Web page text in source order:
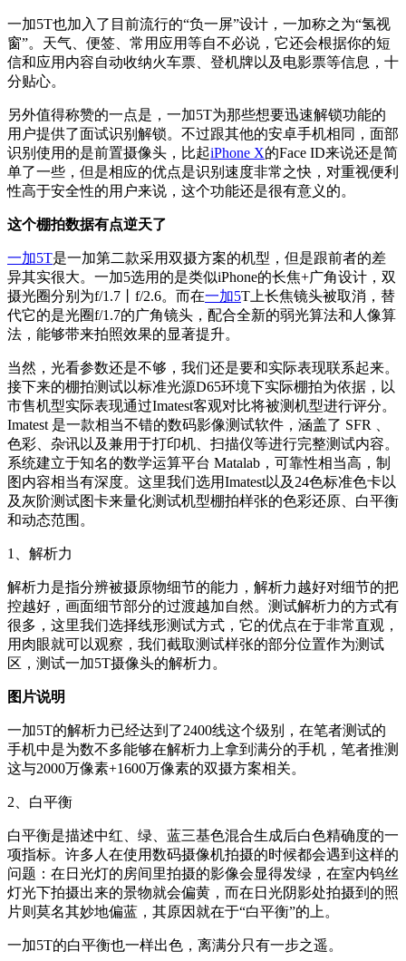
一加5T也加入了目前流行的“负一屏”设计，一加称之为“氢视
窗”。天气、便签、常用应用等自不必说，它还会根据你的短
信和应用内容自动收纳火车票、登机牌以及电影票等信息，十
分贴心。
另外值得称赞的一点是，一加5T为那些想要迅速解锁功能的
用户提供了面试识别解锁。不过跟其他的安卓手机相同，面部
识别使用的是前置摄像头，比起iPhone X的Face ID来说还是简
单了一些，但是相应的优点是识别速度非常之快，对重视便利
性高于安全性的用户来说，这个功能还是很有意义的。
这个棚拍数据有点逆天了
一加5T是一加第二款采用双摄方案的机型，但是跟前者的差
异其实很大。一加5选用的是类似iPhone的长焦+广角设计，双
摄光圈分别为f/1.7丨f/2.6。而在一加5T上长焦镜头被取消，替
代它的是光圈f/1.7的广角镜头，配合全新的弱光算法和人像算
法，能够带来拍照效果的显著提升。
当然，光看参数还是不够，我们还是要和实际表现联系起来。
接下来的棚拍测试以标准光源D65环境下实际棚拍为依据，以
市售机型实际表现通过Imatest客观对比将被测机型进行评分。
Imatest 是一款相当不错的数码影像测试软件，涵盖了 SFR 、
色彩、杂讯以及兼用于打印机、扫描仪等进行完整测试内容。
系统建立于知名的数学运算平台 Matalab，可靠性相当高，制
图内容相当有深度。这里我们选用Imatest以及24色标准色卡以
及灰阶测试图卡来量化测试机型棚拍样张的色彩还原、白平衡
和动态范围。
1、解析力
解析力是指分辨被摄原物细节的能力，解析力越好对细节的把
控越好，画面细节部分的过渡越加自然。测试解析力的方式有
很多，这里我们选择线形测试方式，它的优点在于非常直观，
用肉眼就可以观察，我们截取测试样张的部分位置作为测试
区，测试一加5T摄像头的解析力。
图片说明
一加5T的解析力已经达到了2400线这个级别，在笔者测试的
手机中是为数不多能够在解析力上拿到满分的手机，笔者推测
这与2000万像素+1600万像素的双摄方案相关。
2、白平衡
白平衡是描述中红、绿、蓝三基色混合生成后白色精确度的一
项指标。许多人在使用数码摄像机拍摄的时候都会遇到这样的
问题：在日光灯的房间里拍摄的影像会显得发绿，在室内钨丝
灯光下拍摄出来的景物就会偏黄，而在日光阴影处拍摄到的照
片则莫名其妙地偏蓝，其原因就在于“白平衡”的上。
一加5T的白平衡也一样出色，离满分只有一步之遥。